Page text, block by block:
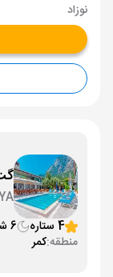
نوزاد
4 ستاره
6 شب
منطقه:کمر